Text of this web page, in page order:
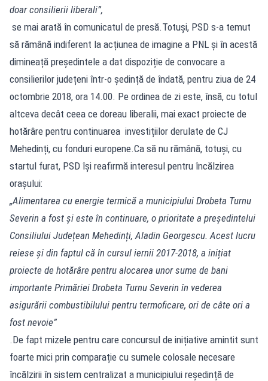
doar consilierii liberali”,
se mai arată în comunicatul de presă.Totuși, PSD s-a temut
să rămână indiferent la acțiunea de imagine a PNL și în acestă
dimineață președintele a dat dispoziție de convocare a
consilierilor județeni într-o ședință de îndată, pentru ziua de 24
octombrie 2018, ora 14.00. Pe ordinea de zi este, însă, cu totul
altceva decât ceea ce doreau liberalii, mai exact proiecte de
hotărâre pentru continuarea investițiilor derulate de CJ
Mehedinți, cu fonduri europene.Ca să nu rămână, totuși, cu
startul furat, PSD își reafirmă interesul pentru încălzirea
orașului:
„Alimentarea cu energie termică a municipiului Drobeta Turnu
Severin a fost și este în continuare, o prioritate a președintelui
Consiliului Județean Mehedinți, Aladin Georgescu. Acest lucru
reiese și din faptul că în cursul iernii 2017-2018, a inițiat
proiecte de hotărâre pentru alocarea unor sume de bani
importante Primăriei Drobeta Turnu Severin în vederea
asigurării combustibilului pentru termoficare, ori de câte ori a
fost nevoie”
.De fapt mizele pentru care concursul de inițiative amintit sunt
foarte mici prin comparație cu sumele colosale necesare
încălzirii în sistem centralizat a municipiului reședință de